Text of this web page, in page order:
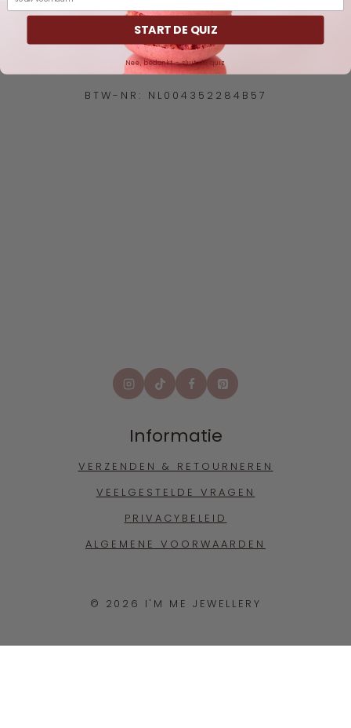
I'M ME JEWELLERY
INFO@IMMEJEWELLERY.NL
KVK-NR: 87073560
BTW-NR: NL004352284B57
Informatie
VERZENDEN & RETOURNEREN
VEELGESTELDE VRAGEN
PRIVACYBELEID
ALGEMENE VOORWAARDEN
© 2026 I'M ME JEWELLERY
START DE QUIZ
Nee, bedankt - sluit de quiz